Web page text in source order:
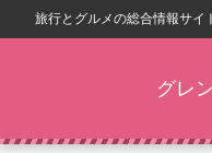
旅行とグルメの総合情報サイ
グレ